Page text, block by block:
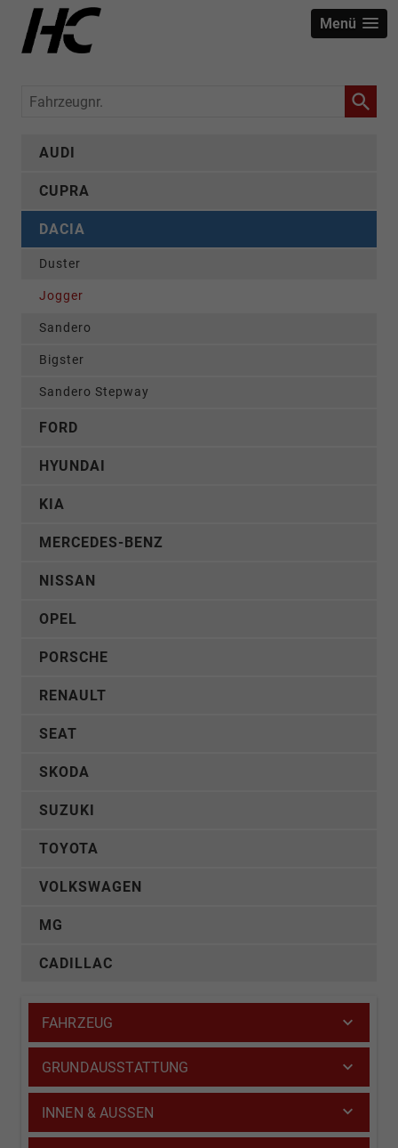
Menü
Fahrzeugnr.
AUDI
CUPRA
DACIA
Duster
Jogger
Sandero
Bigster
Sandero Stepway
FORD
HYUNDAI
KIA
MERCEDES-BENZ
NISSAN
OPEL
PORSCHE
RENAULT
SEAT
SKODA
SUZUKI
TOYOTA
VOLKSWAGEN
MG
CADILLAC
FAHRZEUG
GRUNDAUSSTATTUNG
INNEN & AUSSEN